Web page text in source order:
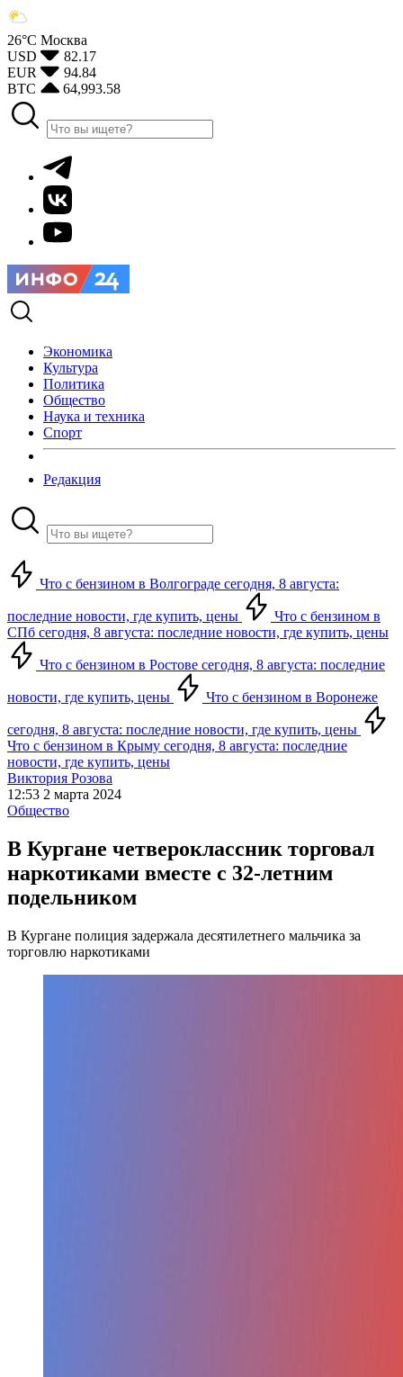
26°С Москва
USD
82.17
EUR
94.84
BTC
64,993.58
Экономика
Культура
Политика
Общество
Наука и техника
Спорт
Редакция
Что с бензином в Волгограде сегодня, 8 августа:
последние новости, где купить, цены
Что с бензином в
СПб сегодня, 8 августа: последние новости, где купить, цены
Что с бензином в Ростове сегодня, 8 августа: последние
новости, где купить, цены Что с бензином в Воронеже
сегодня, 8 августа: последние новости, где купить, цены
Что с бензином в Крыму сегодня, 8 августа: последние
новости, где купить, цены
Виктория Розова
12:53 2 марта 2024
Общество
В Кургане четвероклассник торговал
наркотиками вместе с 32-летним
подельником
В Кургане полиция задержала десятилетнего мальчика за
торговлю наркотиками